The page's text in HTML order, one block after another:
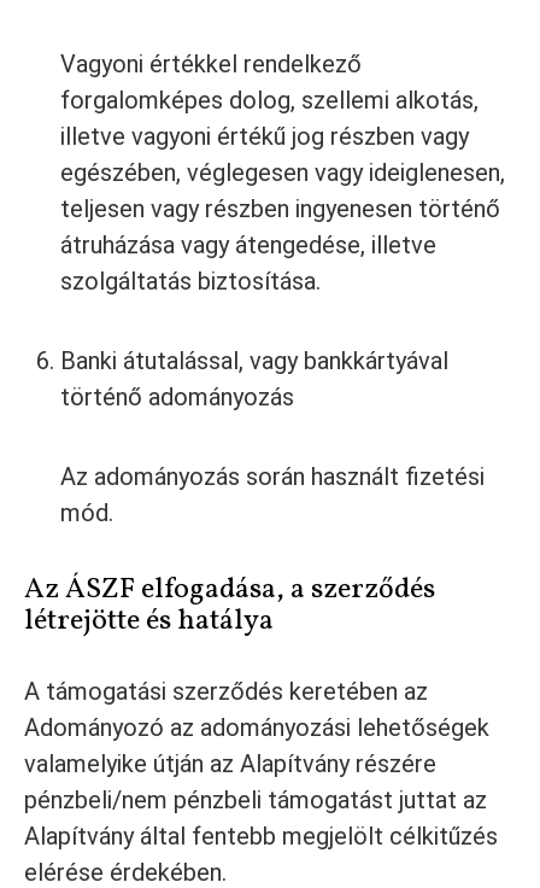
Vagyoni értékkel rendelkező
forgalomképes dolog, szellemi alkotás,
illetve vagyoni értékű jog részben vagy
egészében, véglegesen vagy ideiglenesen,
teljesen vagy részben ingyenesen történő
átruházása vagy átengedése, illetve
szolgáltatás biztosítása.
Banki átutalással, vagy bankkártyával
történő adományozás
Az adományozás során használt fizetési
mód.
Az ÁSZF elfogadása, a szerződés
létrejötte és hatálya
A támogatási szerződés keretében az
Adományozó az adományozási lehetőségek
valamelyike útján az Alapítvány részére
pénzbeli/nem pénzbeli támogatást juttat az
Alapítvány által fentebb megjelölt célkitűzés
elérése érdekében.